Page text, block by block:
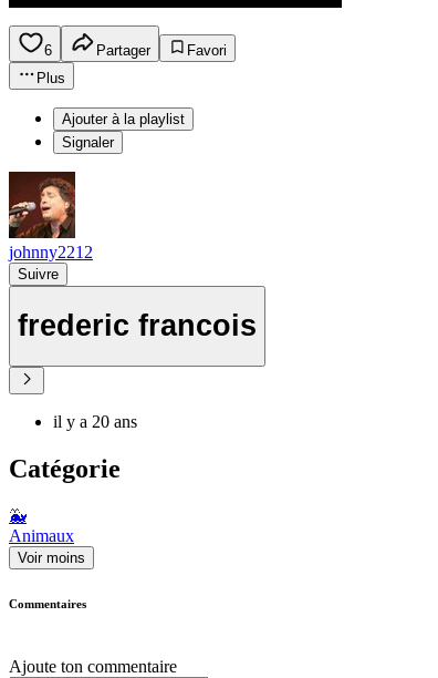
6 Partager
Favori
Plus
Ajouter à la playlist
Signaler
johnny2212
Suivre
frederic francois
il y a 20 ans
Catégorie
🐳
Animaux
Voir moins
Commentaires
Ajoute ton commentaire